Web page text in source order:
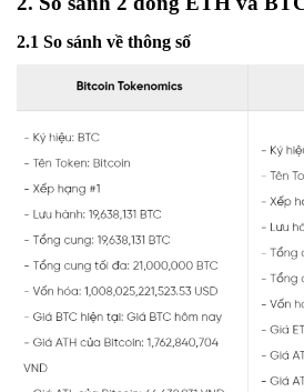
2.1 So sánh về thông số